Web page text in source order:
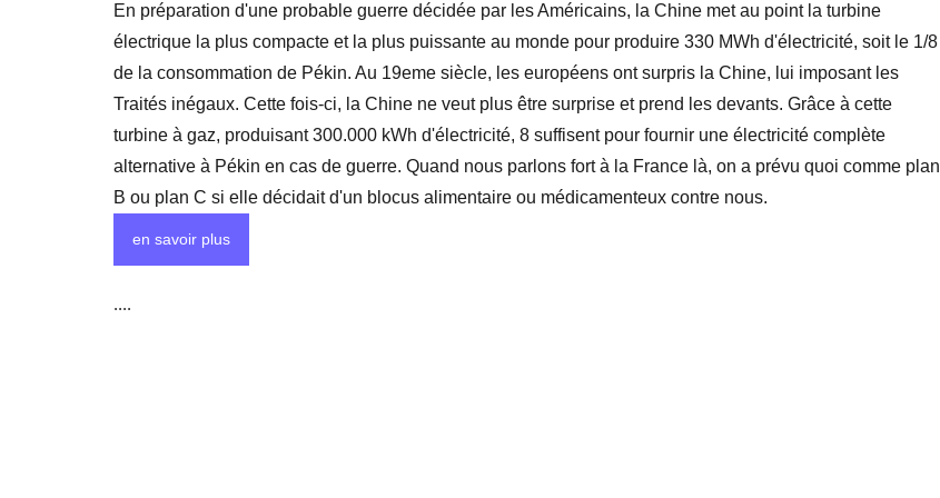
En préparation d'une probable guerre décidée par les Américains, la Chine met au point la turbine
électrique la plus compacte et la plus puissante au monde pour produire 330 MWh d'électricité, soit le 1/8
de la consommation de Pékin. Au 19eme siècle, les européens ont surpris la Chine, lui imposant les
Traités inégaux. Cette fois-ci, la Chine ne veut plus être surprise et prend les devants. Grâce à cette
turbine à gaz, produisant 300.000 kWh d'électricité, 8 suffisent pour fournir une électricité complète
alternative à Pékin en cas de guerre. Quand nous parlons fort à la France là, on a prévu quoi comme plan
B ou plan C si elle décidait d'un blocus alimentaire ou médicamenteux contre nous.
en savoir plus
....